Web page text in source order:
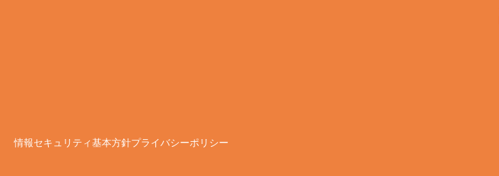
情報セキュリティ基本方針プライバシーポリシー